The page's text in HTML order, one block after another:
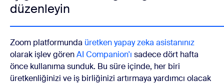
düzenleyin
Zoom platformunda üretken yapay zeka asistanınız
olarak işlev görenAI Companion'ı sadece dört hafta
önce kullanıma sunduk. Bu süre içinde, her biri
üretkenliğinizi ve iş birliğinizi artırmaya yardımcı olacak